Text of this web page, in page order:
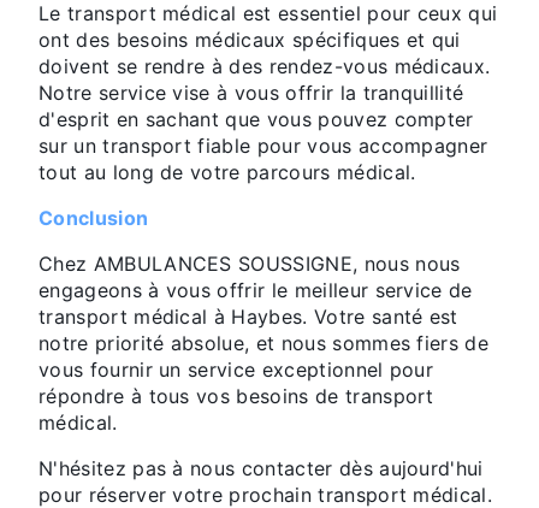
Le transport médical est essentiel pour ceux qui
ont des besoins médicaux spécifiques et qui
doivent se rendre à des rendez-vous médicaux.
Notre service vise à vous offrir la tranquillité
d'esprit en sachant que vous pouvez compter
sur un transport fiable pour vous accompagner
tout au long de votre parcours médical.
Conclusion
Chez AMBULANCES SOUSSIGNE, nous nous
engageons à vous offrir le meilleur service de
transport médical à Haybes. Votre santé est
notre priorité absolue, et nous sommes fiers de
vous fournir un service exceptionnel pour
répondre à tous vos besoins de transport
médical.
N'hésitez pas à nous contacter dès aujourd'hui
pour réserver votre prochain transport médical.